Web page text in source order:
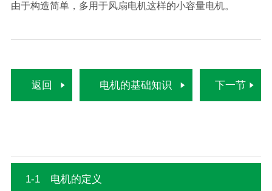
由于构造简单，多用于风扇电机这样的小容量电机。
返回 电机的基础知识 下一节
1-1 电机的定义